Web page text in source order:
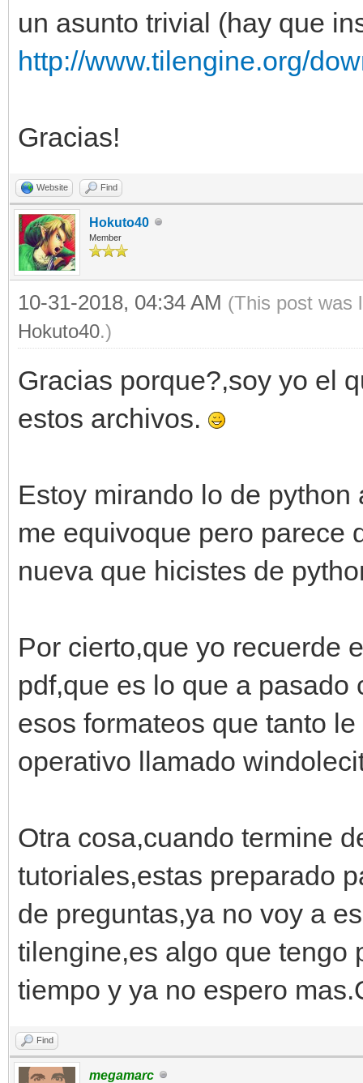
un asunto trivial (hay que
http://www.tilengine.org/
Gracias!
Website Find
Hokuto40
Member
10-31-2018, 04:34 AM (This post was
Hokuto40.)
Gracias porque?,soy yo el
estos archivos.
Estoy mirando lo de
me equivoque pero parece
nueva que hicistes de
Por cierto,que yo recuerde
pdf,que es lo que a
esos formateos que tanto
operativo llamado
Otra cosa,cuando termine
tutoriales,estas preparado
de preguntas,ya no voy a
tilengine,es algo que tengo
tiempo y ya no espero
Find
megamarc